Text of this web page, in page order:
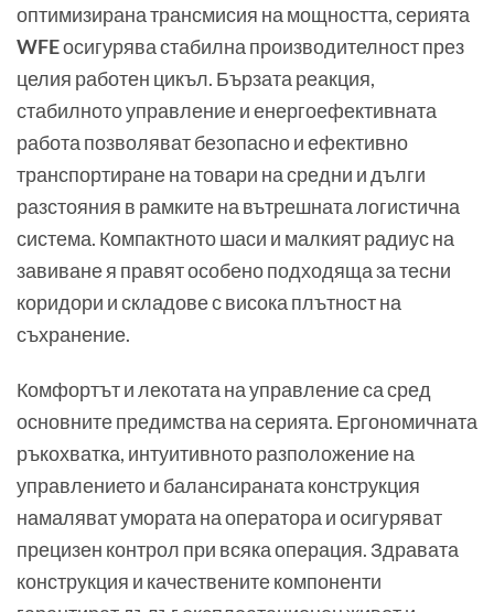
оптимизирана трансмисия на мощността, серията
WFEосигурява стабилна производителност през
целия работен цикъл. Бързата реакция,
стабилното управление и енергоефективната
работа позволяват безопасно и ефективно
транспортиране на товари на средни и дълги
разстояния в рамките на вътрешната логистична
система. Компактното шаси и малкият радиус на
завиване я правят особено подходяща за тесни
коридори и складове с висока плътност на
съхранение.
Комфортът и лекотата на управление са сред
основните предимства на серията. Ергономичната
ръкохватка, интуитивното разположение на
управлението и балансираната конструкция
намаляват умората на оператора и осигуряват
прецизен контрол при всяка операция. Здравата
конструкция и качествените компоненти